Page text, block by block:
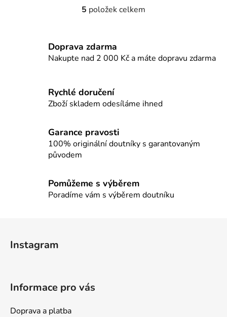
O
á
d
í
p
v
k
y
p
i
s
5 položek celkem
Doprava zdarma
Nakupte nad 2 000 Kč a máte dopravu zdarma
Rychlé doručení
Zboží skladem odesíláme ihned
Garance pravosti
100% originální doutníky s garantovaným
původem
Pomůžeme s výběrem
Poradíme vám s výběrem doutníku
Instagram
Informace pro vás
Doprava a platba